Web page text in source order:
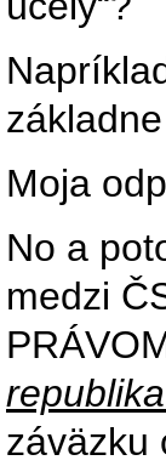
Moja
No a
medzi
záväzku